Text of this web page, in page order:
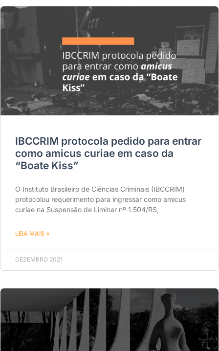
IBCCRIM protocola pedido para entrar
como amicus curiae em caso da
“Boate Kiss”
O Instituto Brasileiro de Ciências Criminais (IBCCRIM)
protocolou requerimento para ingressar como amicus
curiae na Suspensão de Liminar nº 1.504/RS,
LEIA MAIS »
DEZEMBRO 2021